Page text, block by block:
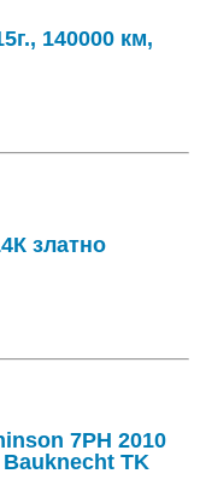
140000 км,
златно
7PH 2010
TK